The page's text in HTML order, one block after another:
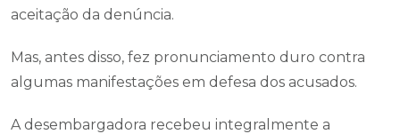
aceitação da denúncia.
Mas, antes disso, fez pronunciamento duro contra
algumas manifestações em defesa dos acusados.
A desembargadora recebeu integralmente a